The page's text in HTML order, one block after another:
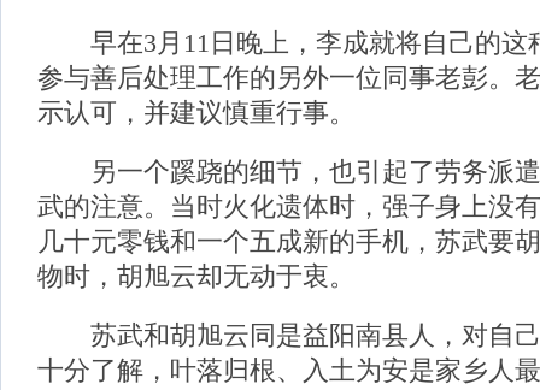
早在3月11日晚上，李成就将自己的这
参与善后处理工作的另外一位同事老彭。
示认可，并建议慎重行事。
另一个蹊跷的细节，也引起了劳务派遣
武的注意。当时火化遗体时，强子身上没
几十元零钱和一个五成新的手机，苏武要
物时，胡旭云却无动于衷。
苏武和胡旭云同是益阳南县人，对自己
十分了解，叶落归根、入土为安是家乡人